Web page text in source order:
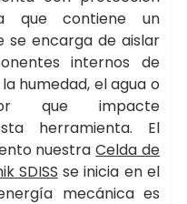
que contiene un
se encarga de aislar
internos de
humedad, el agua o
que impacte
herramienta. El
nuestraCelda de
SDISS se inicia en el
mecánica es